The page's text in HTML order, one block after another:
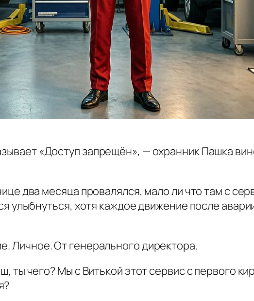
«Доступ запрещён», — охранник Пашка
два месяца провалялся, мало ли что там с
улыбнуться, хотя каждое движение после
Личное. От генерального директора.
ты чего? Мы с Витькой этот сервис с первого